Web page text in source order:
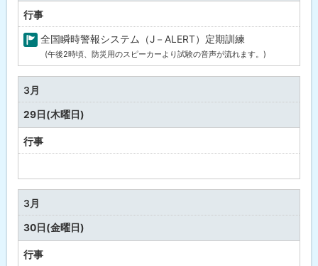
康
行事
行
全国瞬時警報システム（J－ALERT）定期訓練
(午後2時頃、防災用のスピーカーより試験の音声が流れます。)
3月
29日(木曜日)
行事
定
な
し
3月
30日(金曜日)
行事